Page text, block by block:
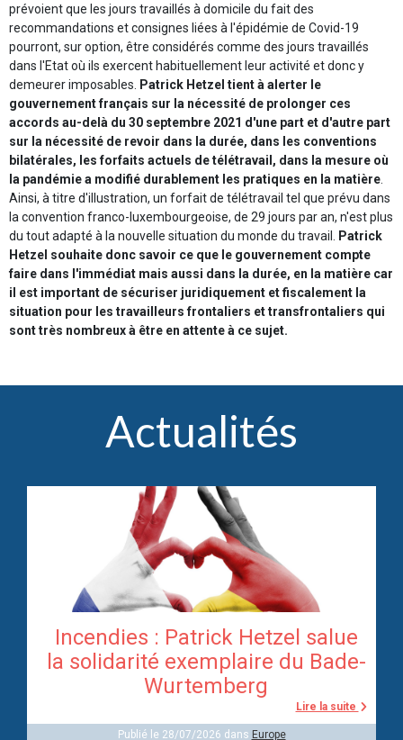
prévoient que les jours travaillés à domicile du fait des
recommandations et consignes liées à l'épidémie de Covid-19
pourront, sur option, être considérés comme des jours travaillés
dans l'Etat où ils exercent habituellement leur activité et donc y
demeurer imposables. Patrick Hetzel tient à alerter le
gouvernement français sur la nécessité de prolonger ces
accords au-delà du 30 septembre 2021 d'une part et d'autre part
sur la nécessité de revoir dans la durée, dans les conventions
bilatérales, les forfaits actuels de télétravail, dans la mesure où
la pandémie a modifié durablement les pratiques en la matière.
Ainsi, à titre d'illustration, un forfait de télétravail tel que prévu dans
la convention franco-luxembourgeoise, de 29 jours par an, n'est plus
du tout adapté à la nouvelle situation du monde du travail. Patrick
Hetzel souhaite donc savoir ce que le gouvernement compte
faire dans l'immédiat mais aussi dans la durée, en la matière car
il est important de sécuriser juridiquement et fiscalement la
situation pour les travailleurs frontaliers et transfrontaliers qui
sont très nombreux à être en attente à ce sujet.
Actualités
Incendies : Patrick Hetzel salue
la solidarité exemplaire du Bade-
Wurtemberg
Lire la suite
Publié le 28/07/2026 dans Europe